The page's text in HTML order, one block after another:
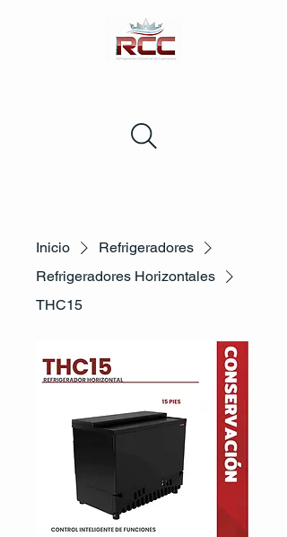
Inicio
Refrigeradores
Refrigeradores Horizontales
THC15